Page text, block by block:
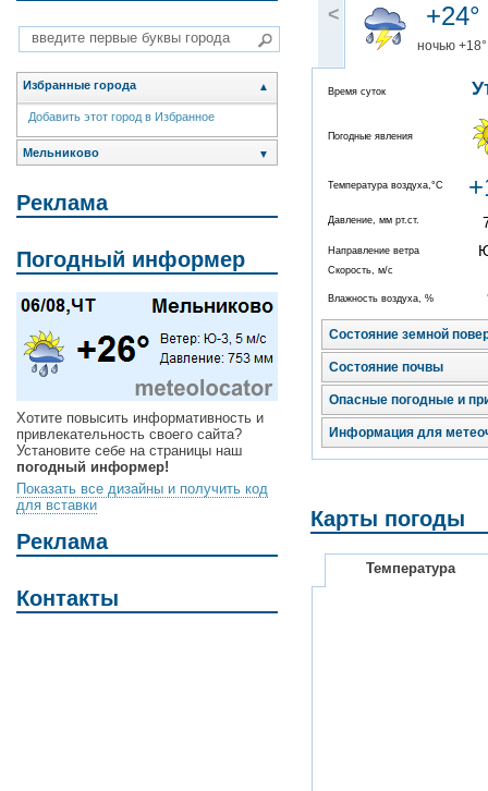
Избранные города ▲
Добавить этот город в Избранное
Мельниково ▼
Реклама
Погодный информер
Хотите повысить информативность и
привлекательность своего сайта?
Установите себе на страницы наш
погодный информер!
Показать все дизайны и получить код
для вставки
Реклама
Контакты
< +24°
ночью +18°
Время суток
Погодные явления
Температура воздуха,°C
Давление, мм рт.ст.
Направление ветра
Скорость, м/с
Влажность воздуха, %
Состояние земной
Состояние почвы
Опасные погодные и
Информация для
Карты погоды
Температура